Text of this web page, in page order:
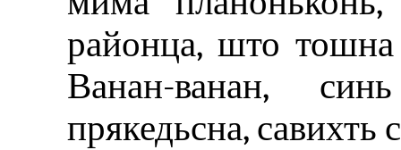
районца, што
Ванан-ванан,
прякедьсна,